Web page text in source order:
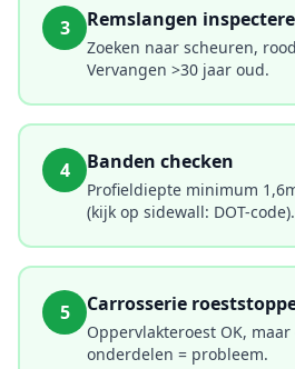
3 Remslangen
Zoeken naar scheuren,
Vervangen >30 jaar oud.
4 Banden checken
Profieldiepte minimum
(kijk op sidewall: DOT-code).
5 Carrosserie
Oppervlakteroest OK,
onderdelen = probleem.